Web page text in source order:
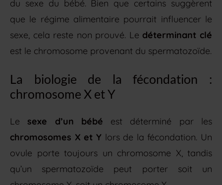
du sexe du bébé. Bien que certains suggèrent
que le régime alimentaire pourrait influencer le
sexe, cela reste non prouvé. Le déterminant clé
est le chromosome provenant du spermatozoïde.
La biologie de la fécondation :
chromosome X et Y
Le sexe d’un bébé est déterminé par les
chromosomes X et Ylors de la fécondation. Un
ovule porte toujours un chromosome X, tandis
qu’un spermatozoïde peut porter soit un